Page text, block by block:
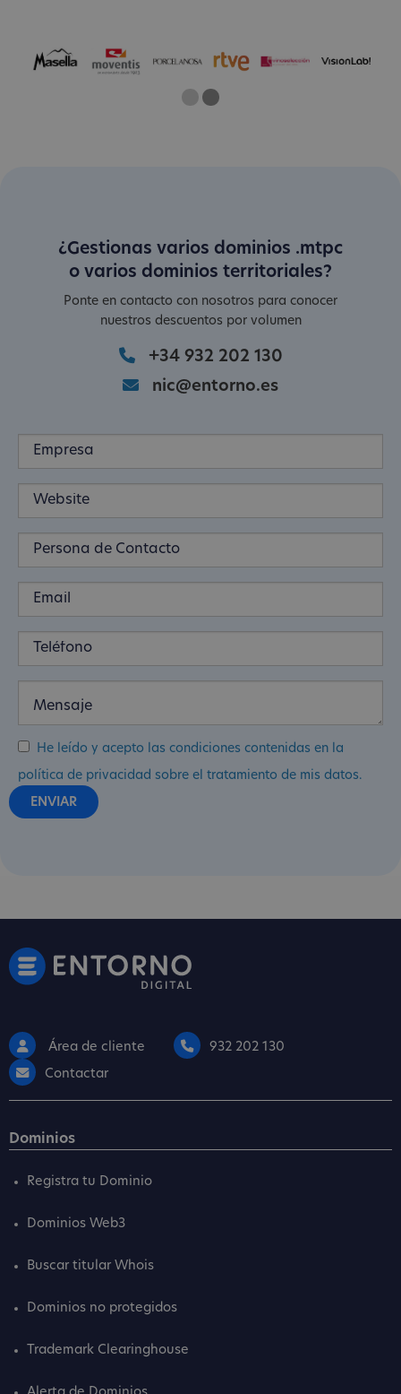
OneTwo
Current Slide
¿Gestionas varios dominios .mtpc
o varios dominios territoriales?
Ponte en contacto con nosotros para conocer
nuestros descuentos por volumen
+34 932 202 130
nic@entorno.es
He leído y acepto las condiciones contenidas en la
política de privacidad sobre el tratamiento de mis datos.
Área de cliente
932 202 130
Contactar
Dominios
Registra tu Dominio
Dominios Web3
Buscar titular Whois
Dominios no protegidos
Trademark Clearinghouse